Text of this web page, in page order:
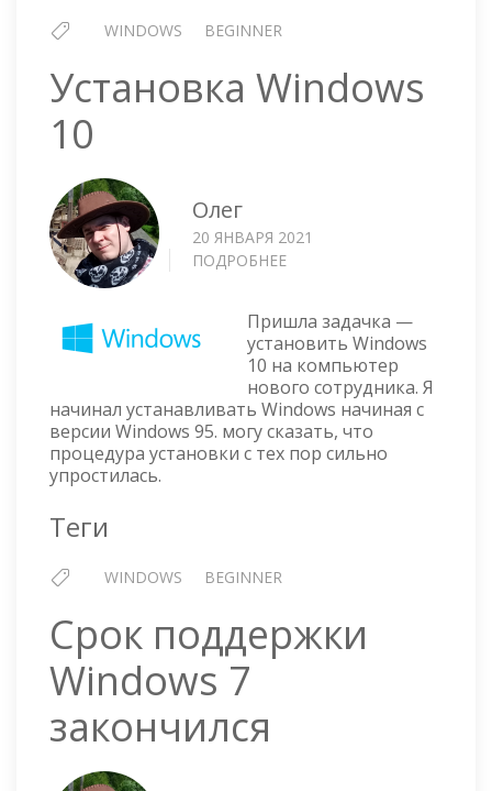
WINDOWS BEGINNER
Установка Windows
10
Олег
20 ЯНВАРЯ 2021
ПОДРОБНЕЕ
10
Пришла задачка —
установить Windows
10 на компьютер
нового сотрудника. Я
начинал устанавливать Windows начиная с
версии Windows 95. могу сказать, что
процедура установки с тех пор сильно
упростилась.
Теги
WINDOWS BEGINNER
Срок поддержки
Windows 7
закончился